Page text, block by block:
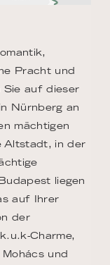
Pracht und
Sie auf dieser
Nürnberg an
mächtigen
Altstadt, in der
liegen
auf Ihrer
der
Charme,
und